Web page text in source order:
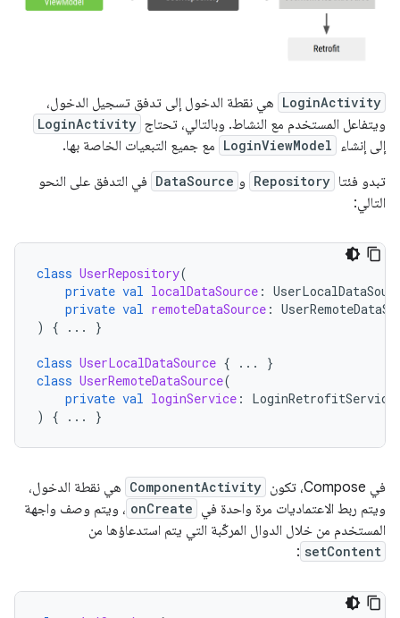
LoginActivity هي نقطة الدخول إلى تدفق تسجيل الدخول،
ويتفاعل المستخدم مع النشاط. وبالتالي، تحتاج LoginActivity
إلى إنشاء LoginViewModel مع جميع التبعيات الخاصة بها.
تبدو فئتا Repository و DataSource في التدفق على النحو
التالي:
class UserRepository(
private val localDataSource :
private val remoteDataSource :
)
{ ... }
class UserLocalDataSource { ...
}
class UserRemoteDataSource(
private val loginService :
LoginRetrofitService
)
{ ... }
في Compose، تكون ComponentActivity هي نقطة الدخول،
ويتم ربط الاعتماديات مرة واحدة في onCreate ، ويتم وصف واجهة
المستخدم من خلال الدوال المركّبة التي يتم استدعاؤها من
setContent
: